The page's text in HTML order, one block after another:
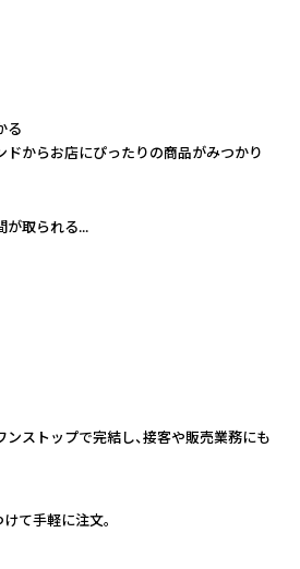
る
ドからお店にぴったりの商品がみつかり
が取られる...
ストップで完結し、接客や販売業務にも
て手軽に注文。